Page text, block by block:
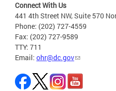
Connect With Us
441 4th Street NW, Suite 570
Phone: (202) 727-4559
Fax: (202) 727-9589
TTY: 711
Email: ohr@dc.gov